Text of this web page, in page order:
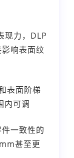
现力，DLP
响表面纹
表面阶梯
内可调
一致性的
甚至更